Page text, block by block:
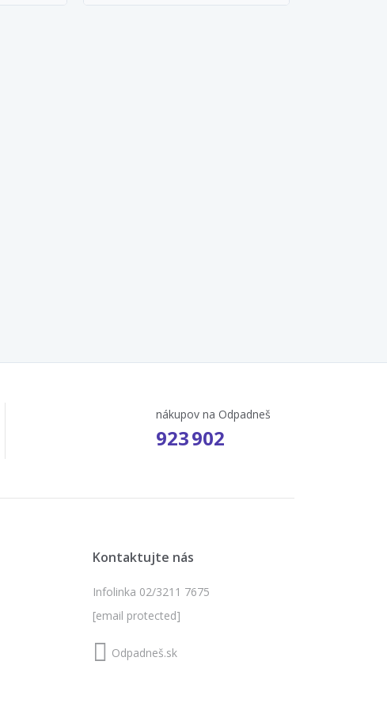
nákupov na Odpadneš
923 902
Kontaktujte nás
Infolinka 02/3211 7675
[email protected]
Odpadneš.sk